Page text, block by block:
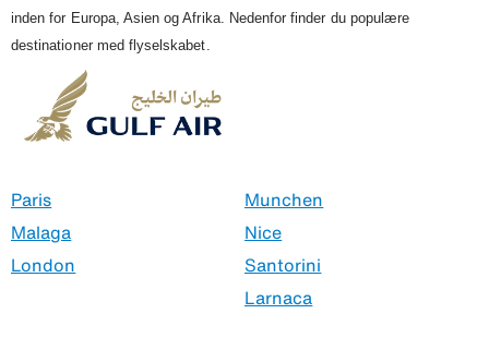
inden for Europa, Asien og Afrika. Nedenfor finder du populære
destinationer med flyselskabet.
Paris
Malaga
London
Munchen
Nice
Santorini
Larnaca